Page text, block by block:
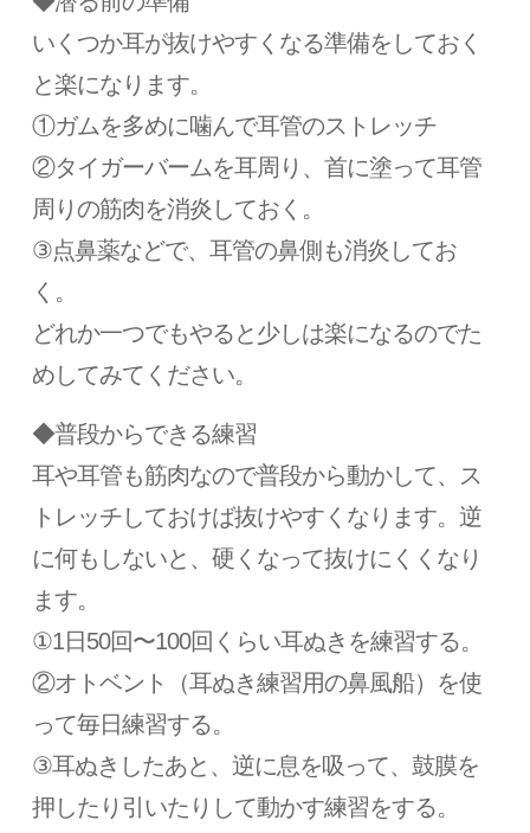
いくつか耳が抜けやすくなる準備をしておく
と楽になります。
①ガムを多めに噛んで耳管のストレッチ
②タイガーバームを耳周り、首に塗って耳管
周りの筋肉を消炎しておく。
③点鼻薬などで、耳管の鼻側も消炎してお
く。
どれか一つでもやると少しは楽になるのでた
めしてみてください。
◆普段からできる練習
耳や耳管も筋肉なので普段から動かして、ス
トレッチしておけば抜けやすくなります。逆
に何もしないと、硬くなって抜けにくくなり
ます。
①1日50回〜100回くらい耳ぬきを練習する。
②オトベント（耳ぬき練習用の鼻風船）を使
って毎日練習する。
③耳ぬきしたあと、逆に息を吸って、鼓膜を
押したり引いたりして動かす練習をする。